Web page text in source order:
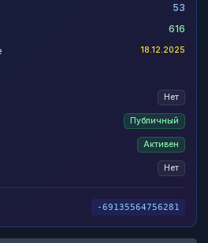
53
616
18.12.2025
Нет
Публичный
Активен
Нет
-69135564756281